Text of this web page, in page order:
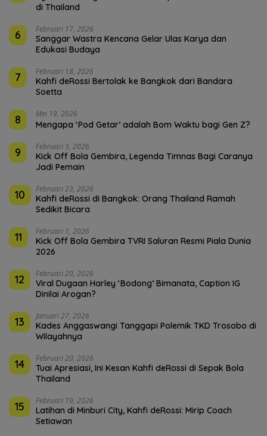
di Thailand
6 Februari 17, 2026
Sanggar Wastra Kencana Gelar Ulas Karya dan
Edukasi Budaya
7 Februari 18, 2026
Kahfi deRossi Bertolak ke Bangkok dari Bandara
Soetta
8 Mei 19, 2026
Mengapa ‘Pod Getar’ adalah Bom Waktu bagi Gen Z?
9 Februari 3, 2026
Kick Off Bola Gembira, Legenda Timnas Bagi Caranya
Jadi Pemain
10 Februari 23, 2026
Kahfi deRossi di Bangkok: Orang Thailand Ramah
Sedikit Bicara
11 Februari 1, 2026
Kick Off Bola Gembira TVRI Saluran Resmi Piala Dunia
2026
12 Februari 20, 2026
Viral Dugaan Harley ‘Bodong’ Bimanata, Caption IG
Dinilai Arogan?
13 Januari 27, 2026
Kades Anggaswangi Tanggapi Polemik TKD Trosobo di
Wilayahnya
14 Februari 20, 2026
Tuai Apresiasi, Ini Kesan Kahfi deRossi di Sepak Bola
Thailand
15 Februari 19, 2026
Latihan di Minburi City, Kahfi deRossi: Mirip Coach
Setiawan